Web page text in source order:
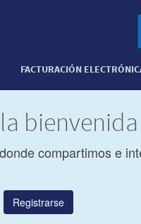
FACTURACIÓN
la
compartimos e
Registrarse